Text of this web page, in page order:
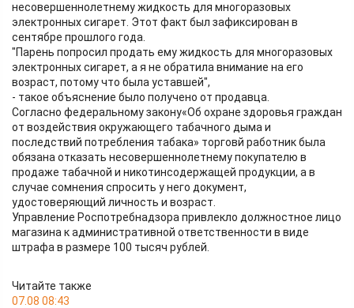
несовершеннолетнему жидкость для многоразовых
электронных сигарет. Этот факт был зафиксирован в
сентябре прошлого года.
"Парень попросил продать ему жидкость для многоразовых
электронных сигарет, а я не обратила внимание на его
возраст, потому что была уставшей",
- такое объяснение было получено от продавца.
Согласно федеральному закону«Об охране здоровья граждан
от воздействия окружающего табачного дыма и
последствий потребления табака» торговй работник была
обязана отказать несовершеннолетнему покупателю в
продаже табачной и никотинсодержащей продукции, а в
случае сомнения спросить у него документ,
удостоверяющий личность и возраст.
Управление Роспотребнадзора привлекло должностное лицо
магазина к административной ответственности в виде
штрафа в размере 100 тысяч рублей.
Читайте также
07.08 08:43